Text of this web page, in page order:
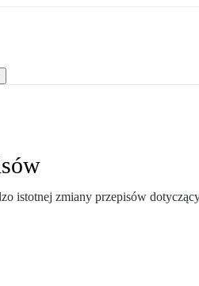
istotnej zmiany przepisów